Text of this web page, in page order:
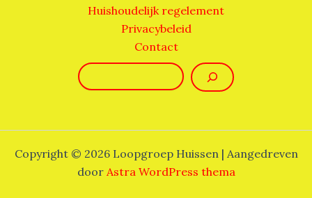
Huishoudelijk regelement
Privacybeleid
Contact
Zoeken
Copyright © 2026 Loopgroep Huissen | Aangedreven
door Astra WordPress thema